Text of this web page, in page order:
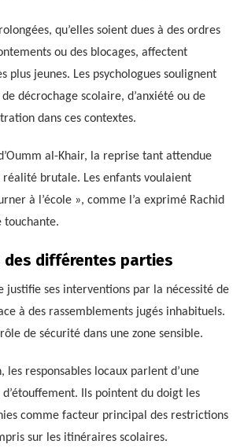
qu’elles soient dues à des ordres
ou des blocages, affectent
plus jeunes. Les psychologues soulignent
décrochage scolaire, d’anxiété ou de
dans ces contextes.
al-Khair, la reprise tant attendue
réalité brutale. Les enfants voulaient
à l’école », comme l’a exprimé Rachid
touchante.
des différentes parties
justifie ses interventions par la nécessité de
à des rassemblements jugés inhabituels.
de sécurité dans une zone sensible.
les responsables locaux parlent d’une
Ils pointent du doigt les
comme facteur principal des restrictions
sur les itinéraires scolaires.